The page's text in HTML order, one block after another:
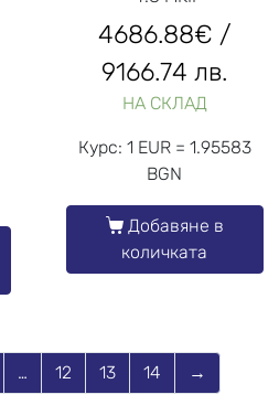
4686.88€ /
9166.74 лв.
НА СКЛАД
Курс: 1 EUR = 1.95583
BGN
Добавяне в
количката
… 12 13 14 →